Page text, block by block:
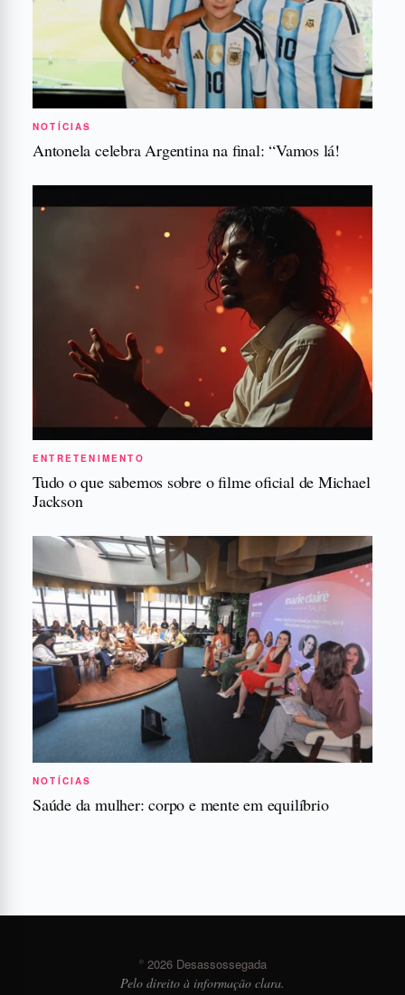
NOTÍCIAS
Antonela celebra Argentina na final: “Vamos lá!
ENTRETENIMENTO
Tudo o que sabemos sobre o filme oficial de Michael
Jackson
NOTÍCIAS
Saúde da mulher: corpo e mente em equilíbrio
© 2026 Desassossegada
Pelo direito à informação clara.